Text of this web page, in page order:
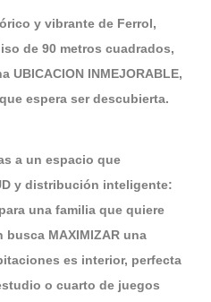
y vibrante de Ferrol,
de 90 metros cuadrados,
INMEJORABLE,
espera ser descubierta.
a un espacio que
y distribución inteligente:
una familia que quiere
busca MAXIMIZAR una
es interior, perfecta
o cuarto de juegos